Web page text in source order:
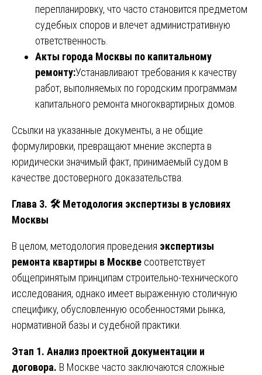
перепланировку, что часто становится предметом
судебных споров и влечет административную
ответственность.
Акты города Москвы по капитальному
ремонту:Устанавливают требования к качеству
работ, выполняемых по городским программам
капитального ремонта многоквартирных домов.
Ссылки на указанные документы, а не общие
формулировки, превращают мнение эксперта в
юридически значимый факт, принимаемый судом в
качестве достоверного доказательства.
Глава 3. 🛠 ️ Методология экспертизы в условиях
Москвы
В целом, методология проведения экспертизы
ремонта квартиры в Москве соответствует
общепринятым принципам строительно-технического
исследования, однако имеет выраженную столичную
специфику, обусловленную особенностями рынка,
нормативной базы и судебной практики.
Этап 1. Анализ проектной документации и
договора. В Москве часто заключаются сложные